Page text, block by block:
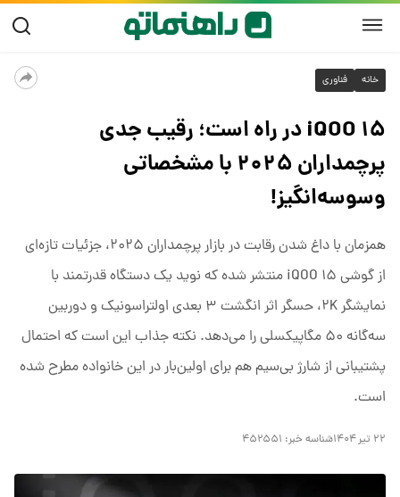
خانه فناوری
iQOO ۱۵ در راه است؛ رقیب جدی
پرچمداران ۲۰۲۵ با مشخصاتی
وسوسه‌انگیز!
همزمان با داغ شدن رقابت در بازار پرچمداران ۲۰۲۵، جزئیات تازه‌ای
از گوشی iQOO ۱۵ منتشر شده که نوید یک دستگاه قدرتمند با
نمایشگر ۲K، حسگر اثر انگشت ۳ بعدی اولتراسونیک و دوربین
سه‌گانه ۵۰ مگاپیکسلی را می‌دهد. نکته جذاب این است که احتمال
پشتیبانی از شارژ بی‌سیم هم برای اولین‌بار در این خانواده مطرح شده
است.
۲۲ تیر ۱۴۰۴ شناسه خبر: ۴۵۲۵۵۱